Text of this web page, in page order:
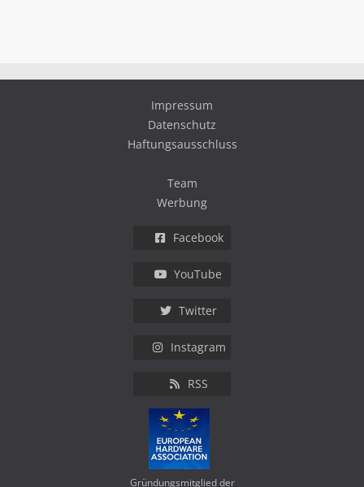
Impressum
Datenschutz
Haftungsausschluss
Team
Werbung
Facebook
YouTube
Twitter
Instagram
RSS
Gründungsmitglied der